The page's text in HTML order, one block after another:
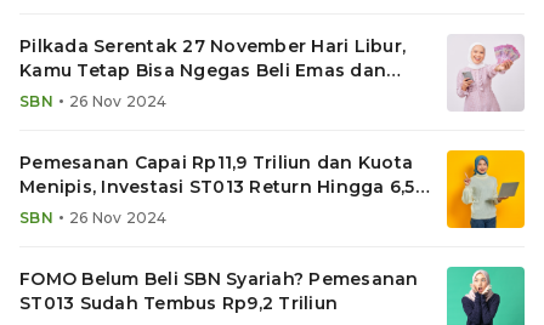
Pilkada Serentak 27 November Hari Libur,
Kamu Tetap Bisa Ngegas Beli Emas dan
ST013
SBN • 26 Nov 2024
Pemesanan Capai Rp11,9 Triliun dan Kuota
Menipis, Investasi ST013 Return Hingga 6,5%
Menanti
SBN • 26 Nov 2024
FOMO Belum Beli SBN Syariah? Pemesanan
ST013 Sudah Tembus Rp9,2 Triliun